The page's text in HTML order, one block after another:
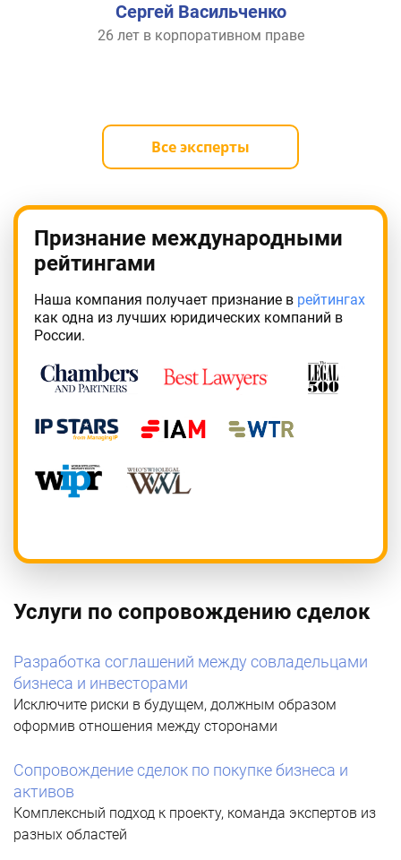
Сергей Васильченко
26 лет в корпоративном праве
Все эксперты
Признание международными
рейтингами
Наша компания получает признание в рейтингах
как одна из лучших юридических компаний в
России.
Услуги по сопровождению сделок
Разработка соглашений между совладельцами
бизнеса и инвесторами
Исключите риски в будущем, должным образом
оформив отношения между сторонами
Сопровождение сделок по покупке бизнеса и
активов
Комплексный подход к проекту, команда экспертов из
разных областей